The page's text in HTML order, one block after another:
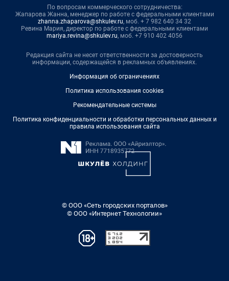
По вопросам коммерческого сотрудничества:
Жапарова Жанна, менеджер по работе с федеральными клиентами
zhanna.zhaparova@shkulev.ru, моб. + 7 982 640 34 32
Ревина Мария, директор по работе с федеральными клиентами
mariya.revina@shkulev.ru, моб. +7 910 402 4056
Редакция сайта не несет ответственности за достоверность
информации, содержащейся в рекламных объявлениях.
Информация об ограничениях
Политика использования cookies
Рекомендательные системы
Политика конфиденциальности и обработки персональных данных и
правила использования сайта
© ООО «Сеть городских порталов»
© ООО «Интернет Технологии»